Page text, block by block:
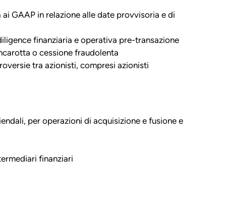
GAAP in relazione alle date provvisoria e di
finanziaria e operativa pre-transazione
o cessione fraudolenta
tra azionisti, compresi azionisti
per operazioni di acquisizione e fusione e
finanziari